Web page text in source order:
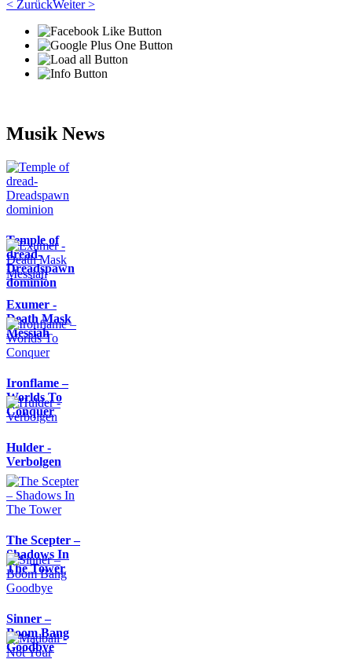
< ZurückWeiter >
Musik News
Temple of
dread-
Dreadspawn
dominion
Exumer -
Death Mask
Messiah
Ironflame –
Worlds To
Conquer
Hulder -
Verbolgen
The Scepter –
Shadows In
The Tower
Sinner –
Boom Bang
Goodbye